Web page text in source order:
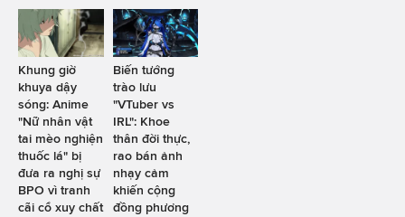
Khung giờ
khuya dậy
sóng: Anime
"Nữ nhân vật
tai mèo nghiện
thuốc lá" bị
đưa ra nghị sự
BPO vì tranh
cãi cổ xuy chất
Biến tướng
trào lưu
"VTuber vs
IRL": Khoe
thân đời thực,
rao bán ảnh
nhạy cảm
khiến cộng
đồng phương